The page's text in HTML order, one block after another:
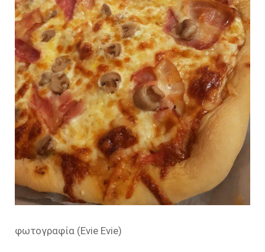
φωτογραφία (Evie Evie)